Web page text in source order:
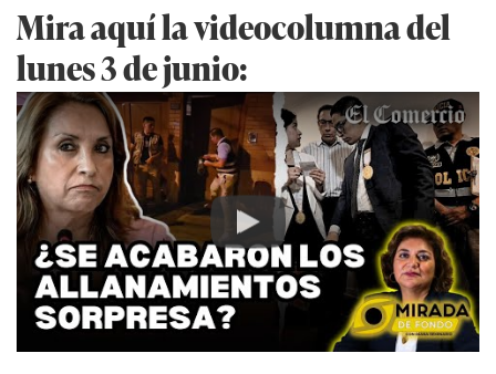
Mira aquí la videocolumna del
lunes 3 de junio:
Play